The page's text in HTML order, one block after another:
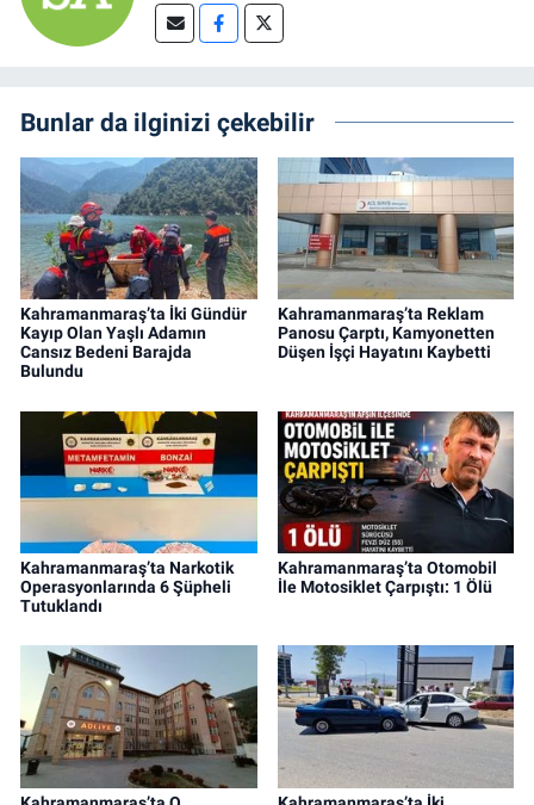
Bunlar da ilginizi çekebilir
Kahramanmaraş’ta İki Gündür
Kayıp Olan Yaşlı Adamın
Cansız Bedeni Barajda
Bulundu
Kahramanmaraş’ta Reklam
Panosu Çarptı, Kamyonetten
Düşen İşçi Hayatını Kaybetti
Kahramanmaraş’ta Narkotik
Operasyonlarında 6 Şüpheli
Tutuklandı
Kahramanmaraş’ta Otomobil
İle Motosiklet Çarpıştı: 1 Ölü